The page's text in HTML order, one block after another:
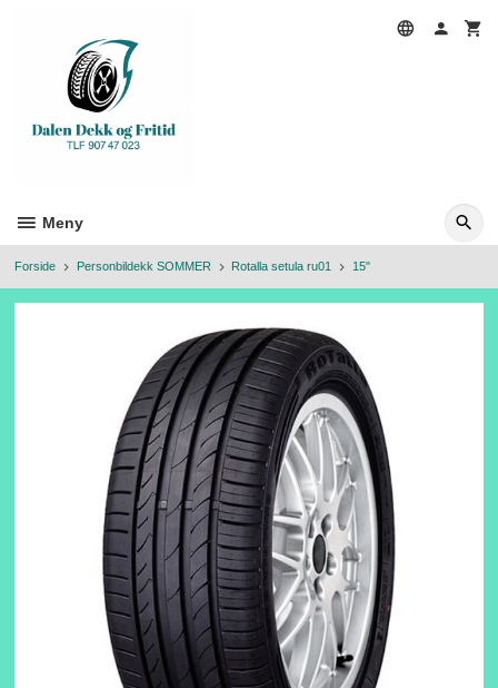
Meny
Forside Personbildekk SOMMER Rotalla setula ru01 15"